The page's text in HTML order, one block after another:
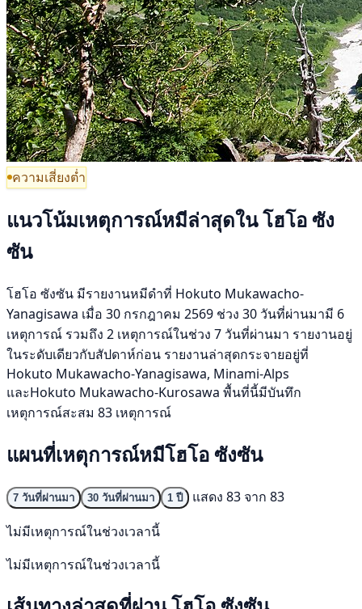
ความเสี่ยงต่ำ
แนวโน้มเหตุการณ์หมีล่าสุดใน โฮโอ ซัง
ซัน
โฮโอ ซังซัน มีรายงานหมีดำที่ Hokuto Mukawacho-
Yanagisawa เมื่อ 30 กรกฎาคม 2569 ช่วง 30 วันที่ผ่านมามี 6
เหตุการณ์ รวมถึง 2 เหตุการณ์ในช่วง 7 วันที่ผ่านมา รายงานอยู่
ในระดับเดียวกับสัปดาห์ก่อน รายงานล่าสุดกระจายอยู่ที่
Hokuto Mukawacho-Yanagisawa, Minami-Alps
และHokuto Mukawacho-Kurosawa พื้นที่นี้มีบันทึก
เหตุการณ์สะสม 83 เหตุการณ์
แผนที่เหตุการณ์หมีโฮโอ ซังซัน
7 วันที่ผ่านมา 30 วันที่ผ่านมา 1 ปี
แสดง 83 จาก 83
ไม่มีเหตุการณ์ในช่วงเวลานี้
ไม่มีเหตุการณ์ในช่วงเวลานี้